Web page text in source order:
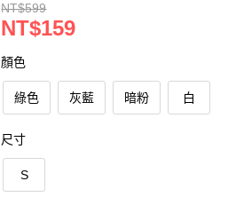
NT$599
NT$159
顏色
綠色 灰藍 暗粉 白
尺寸
S